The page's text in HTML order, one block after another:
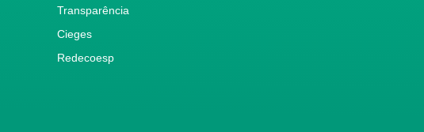
Transparência
Cieges
Redecoesp